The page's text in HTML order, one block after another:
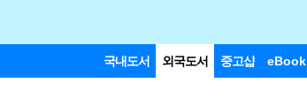
국내도서 외국도서 중고샵 eBook